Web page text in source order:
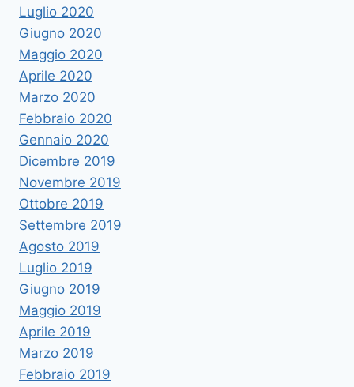
Luglio 2020
Giugno 2020
Maggio 2020
Aprile 2020
Marzo 2020
Febbraio 2020
Gennaio 2020
Dicembre 2019
Novembre 2019
Ottobre 2019
Settembre 2019
Agosto 2019
Luglio 2019
Giugno 2019
Maggio 2019
Aprile 2019
Marzo 2019
Febbraio 2019